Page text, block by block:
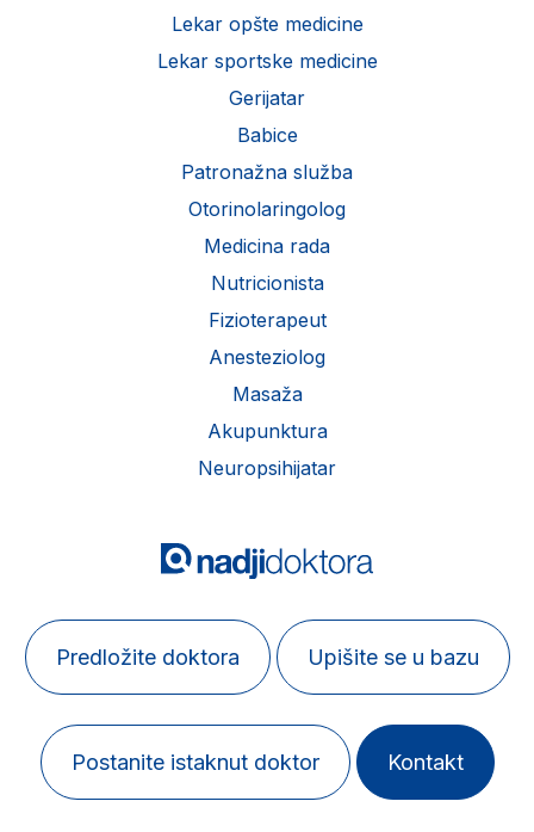
Lekar opšte medicine
Lekar sportske medicine
Gerijatar
Babice
Patronažna služba
Otorinolaringolog
Medicina rada
Nutricionista
Fizioterapeut
Anesteziolog
Masaža
Akupunktura
Neuropsihijatar
Predložite doktora Upišite se u bazu
Postanite istaknut doktor Kontakt